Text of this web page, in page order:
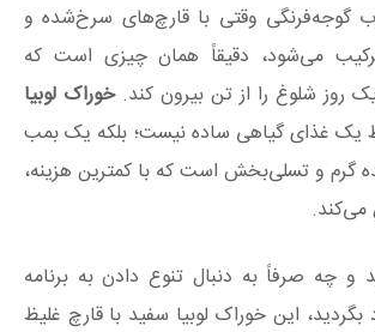
گوجه‌فرنگی وقتی با قارچ‌های سرخ‌شده و
می‌شود، دقیقاً همان چیزی است که
روز شلوغ را از تن بیرون کند.خوراک لوبیا
یک غذای گیاهی ساده نیست؛ بلکه یک بمب
گرم و تسلی‌بخش است که با کمترین هزینه،
می‌کند.
و چه صرفاً به دنبال تنوع دادن به برنامه
این خوراک لوبیا سفید با قارچ غلیظ